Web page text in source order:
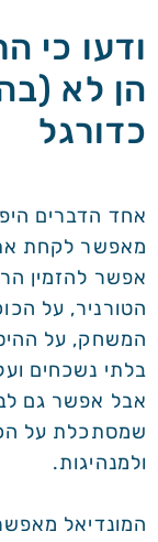
ודעו כי
הן לא
כדורגל
אחד הדברים
מאפשר לקחת
אפשר להזמין
הטורניר, על
המשחק, על
בלתי נשכחים
אבל אפשר גם
שמסתכלת על
ולמנהיגות.
המונדיאל